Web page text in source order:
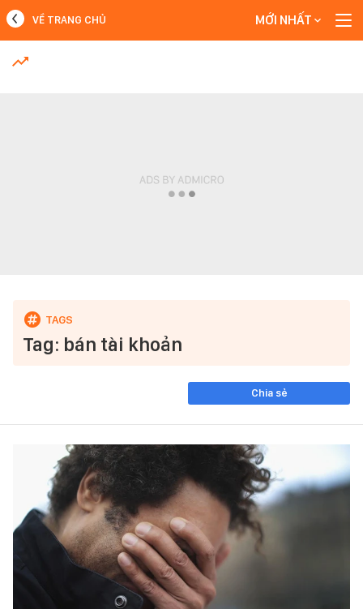
MỚI NHẤT
VỀ TRANG CHỦ MỚI NHẤT
Tag: bán tài khoản
Chia sẻ